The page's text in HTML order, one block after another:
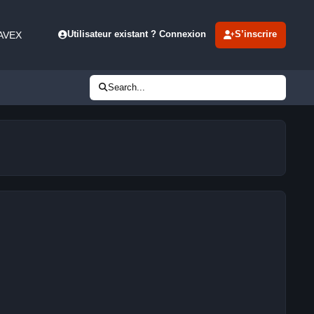
Utilisateur existant ? Connexion S’inscrire
Search...